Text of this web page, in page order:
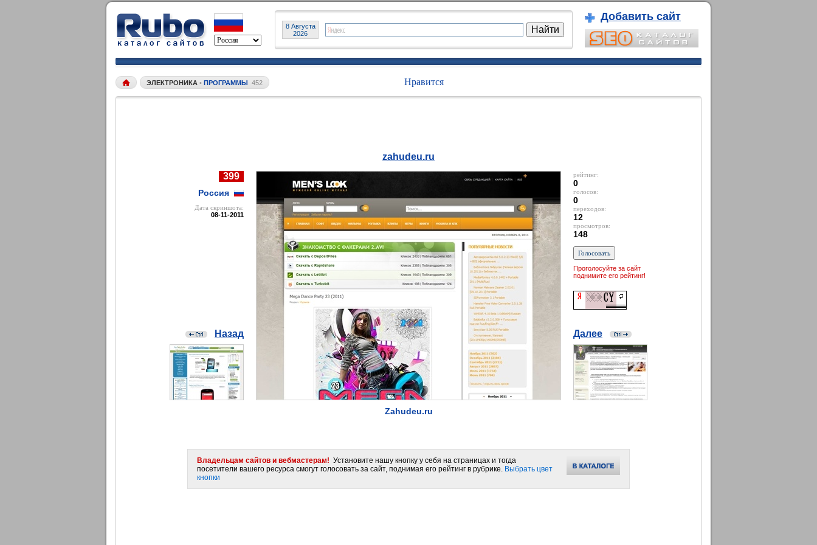
8 Августа
2026
Добавить сайт
ЭЛЕКТРОНИКА • ПРОГРАММЫ 452 Нравится
399
Россия
Дата cкриншота:
08-11-2011
Назад
zahudeu.ru
Zahudeu.ru
рейтинг:
0
голосов:
0
переходов:
12
просмотров:
148
Проголосуйте за сайт
поднимите его рейтинг!
Далее
Владельцам сайтов и вебмастерам! Установите нашу кнопку у себя на страницах и тогда
посетители вашего ресурса смогут голосовать за сайт, поднимая его рейтинг в рубрике. Выбрать цвет
кнопки